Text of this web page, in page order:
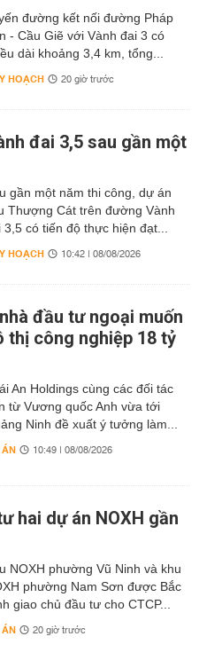
đường kết nối đường Pháp
- Cầu Giẽ với Vành đai 3 có
dài khoảng 3,4 km, tổng...
HOẠCH 20 giờ trước
đai 3,5 sau gần một
gần một năm thi công, dự án
Thượng Cát trên đường Vành
3,5 có tiến độ thực hiện đạt...
HOẠCH 10:42 | 08/08/2026
đầu tư ngoại muốn
thị công nghiệp 18 tỷ
An Holdings cùng các đối tác
từ Vương quốc Anh vừa tới
Ninh đề xuất ý tưởng làm...
10:49 | 08/08/2026
hai dự án NOXH gần
NOXH phường Vũ Ninh và khu
phường Nam Sơn được Bắc
giao chủ đầu tư cho CTCP...
20 giờ trước